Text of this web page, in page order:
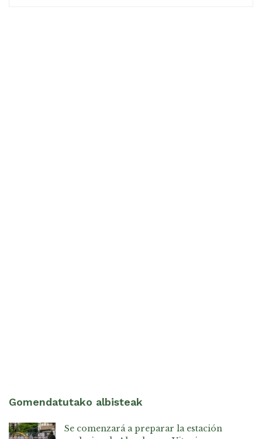
Gomendatutako albisteak
Se comenzará a preparar la estación